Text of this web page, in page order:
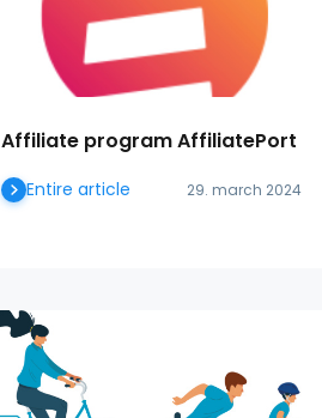
Affiliate program AffiliatePort
29. march 2024
Entire article